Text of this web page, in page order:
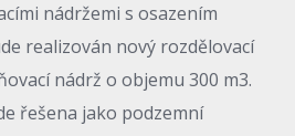
nádržemi s osazením
realizován nový rozdělovací
nádrž o objemu 300 m3.
řešena jako podzemní